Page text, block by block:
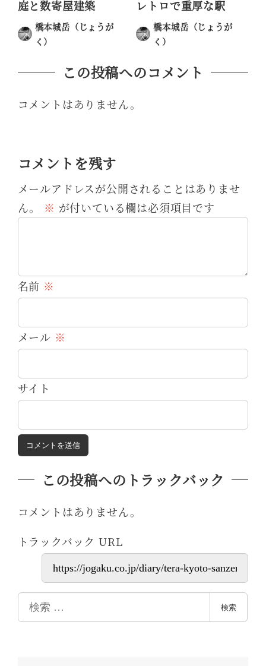
庭と数寄屋建築
橋本城岳（じょうが
く）
レトロで重厚な駅
橋本城岳（じょうが
く）
この投稿へのコメント
コメントはありません。
コメントを残す
メールアドレスが公開されることはありませ
ん。
※ が付いている欄は必須項目です
名前 ※
メール ※
サイト
この投稿へのトラックバック
コメントはありません。
トラックバック URL
索
検索